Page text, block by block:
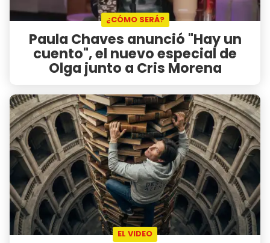
¿CÓMO SERÁ?
Paula Chaves anunció "Hay un
cuento", el nuevo especial de
Olga junto a Cris Morena
EL VIDEO